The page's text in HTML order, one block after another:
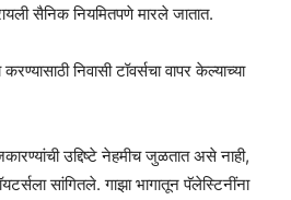
सैनिक नियमितपणे मारले जातात.
निवासी टॉवर्सचा वापर केल्याच्या
उद्दिष्टे नेहमीच जुळतात असे नाही,
सांगितले. गाझा भागातून पॅलेस्टिनींना